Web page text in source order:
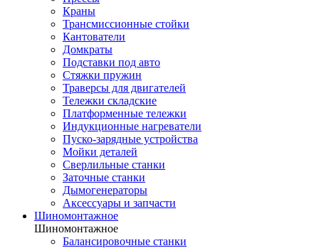
Краны
Трансмиссионные стойки
Кантователи
Домкраты
Подставки под авто
Стяжки пружин
Траверсы для двигателей
Тележки складские
Платформенные тележки
Индукционные нагреватели
Пуско-зарядные устройства
Мойки деталей
Сверлильные станки
Заточные станки
Дымогенераторы
Аксессуары и запчасти
Шиномонтажное
Шиномонтажное
Балансировочные станки